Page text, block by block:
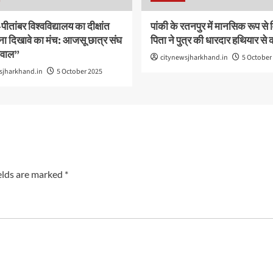
विश्वविद्यालय का दीक्षांत
दिखावे का मंच: आजसू छात्र संघ
5 October 2025
पांकी के रतनपुर में मानसिक रूप से
पिता ने पुत्र की धारदार हथियार से
citynewsjharkhand.in 5 October
are marked *